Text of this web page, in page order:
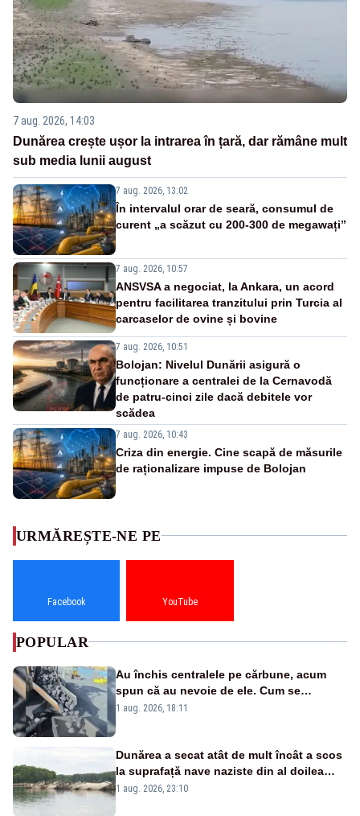
7 aug. 2026, 14:03
Dunărea crește ușor la intrarea în țară, dar rămâne mult
sub media lunii august
7 aug. 2026, 13:02
În intervalul orar de seară, consumul de
curent „a scăzut cu 200-300 de megawați”
7 aug. 2026, 10:57
ANSVSA a negociat, la Ankara, un acord
pentru facilitarea tranzitului prin Turcia al
carcaselor de ovine și bovine
7 aug. 2026, 10:51
Bolojan: Nivelul Dunării asigură o
funcționare a centralei de la Cernavodă
de patru-cinci zile dacă debitele vor
scădea
7 aug. 2026, 10:43
Criza din energie. Cine scapă de măsurile
de raționalizare impuse de Bolojan
URMĂREȘTE-NE PE
Facebook YouTube
POPULAR
Au închis centralele pe cărbune, acum
spun că au nevoie de ele. Cum se
pasează vina în plină criză energetică
1 aug. 2026, 18:11
Dunărea a secat atât de mult încât a scos
la suprafață nave naziste din al doilea
război mondial
1 aug. 2026, 23:10